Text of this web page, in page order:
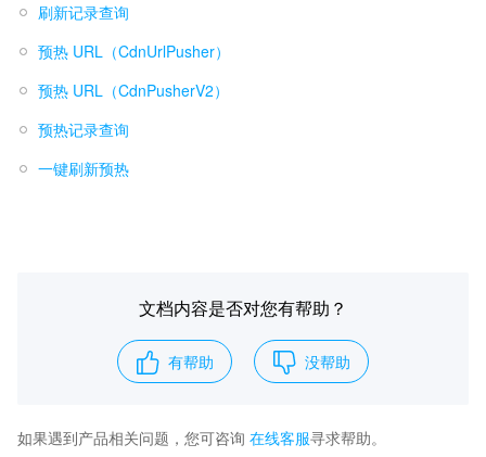
刷新记录查询
预热 URL（CdnUrlPusher）
预热 URL（CdnPusherV2）
预热记录查询
一键刷新预热
文档内容是否对您有帮助？
有帮助 没帮助
如果遇到产品相关问题，您可咨询 在线客服寻求帮助。